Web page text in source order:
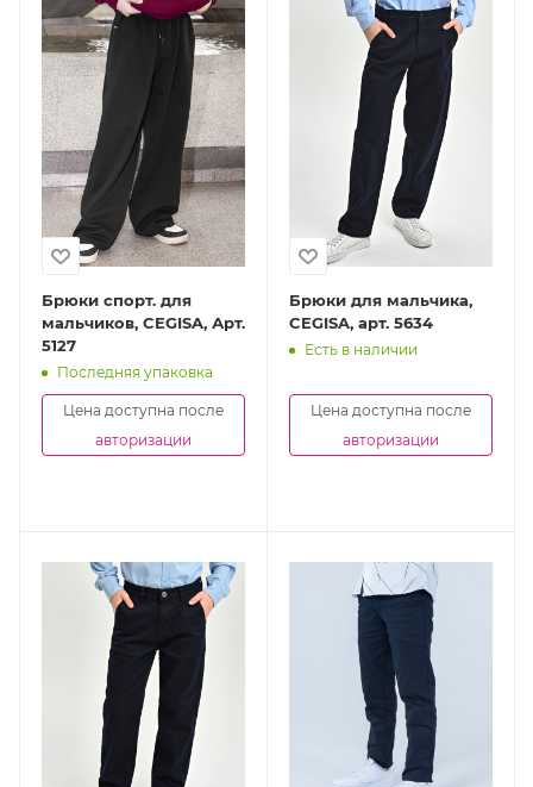
Брюки спорт. для
мальчиков, CEGISA, Арт.
5127
Последняя упаковка
Цена доступна после
авторизации
Брюки для мальчика,
CEGISA, арт. 5634
Есть в наличии
Цена доступна после
авторизации